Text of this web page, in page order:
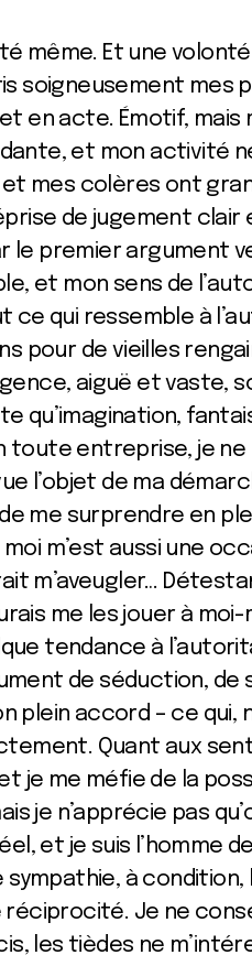
même. Et une
soigneusement mes
en acte. Émotif,
et mon activité
mes colères ont
de jugement clair
le premier argument
et mon sens de
qui ressemble à
pour de vieilles
aiguë et vaste,
qu’imagination,
toute entreprise, je ne
l’objet de ma
me surprendre en
m’est aussi une
m’aveugler…
me les jouer à moi-
tendance à
de séduction, de
plein accord – ce qui,
Quant aux
je me méfie de la
je n’apprécie pas
et je suis l’homme
à condition,
Je ne
les tièdes ne